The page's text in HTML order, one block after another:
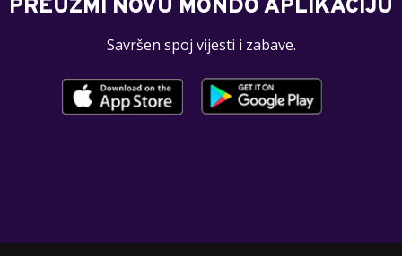
PREUZMI NOVU MONDO APLIKACIJU
Savršen spoj vijesti i zabave.